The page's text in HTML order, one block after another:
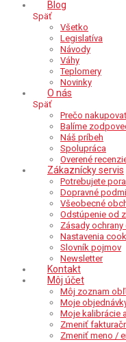
Blog
Späť
Všetko
Legislatíva
Návody
Váhy
Teplomery
Novinky
O nás
Späť
Prečo
Balíme
Náš príbeh
Spolupráca
Overené
Zákaznícky servis
Potrebujete
Dopravné
Všeobecné
Odstúpenie od
Zásady
Nastavenia
Slovník pojmov
Newsletter
Kontakt
Môj účet
Môj zoznam
Moje
Moje kalibrácie
Zmeniť
Zmeniť meno /